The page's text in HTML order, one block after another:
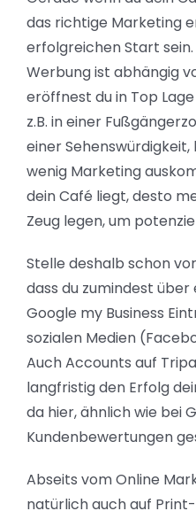
das richtige Marketing
erfolgreichen Start sein.
Werbung ist abhängig
eröffnest du in Top
z.B. in einer
einer Sehenswürdigkeit,
wenig Marketing
dein Café liegt, desto
Zeug legen, um
Stelle deshalb schon
dass du zumindest über
Google my Business
sozialen Medien
Auch Accounts auf
langfristig den Erfolg
da hier, ähnlich wie bei
Kundenbewertungen
Abseits vom Online
natürlich auch auf